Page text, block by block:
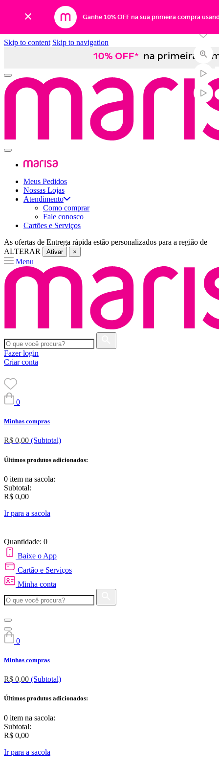
Ganhe 10% OFF na sua primeira compra
Skip to content Skip to navigation
Meus Pedidos
Nossas Lojas
Atendimento
Como comprar
Fale conosco
Cartões e Serviços
As ofertas de Entrega rápida estão personalizados para a região de
ALTERAR
Ativar ×
Menu
Fazer login
Criar conta
0
Minhas compras
R$ 0,00 (Subtotal)
Últimos produtos adicionados:
0 item na sacola:
Subtotal:
R$ 0,00
Ir para a sacola
Quantidade: 0
Baixe o App
Cartão e Serviços
Minha conta
0
Minhas compras
R$ 0,00 (Subtotal)
Últimos produtos adicionados:
0 item na sacola:
Subtotal:
R$ 0,00
Ir para a sacola